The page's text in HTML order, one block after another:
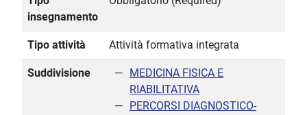
insegnamento
Tipo attività Attività formativa integrata
Suddivisione
MEDICINA FISICA E
RIABILITATIVA
PERCORSI DIAGNOSTICO-